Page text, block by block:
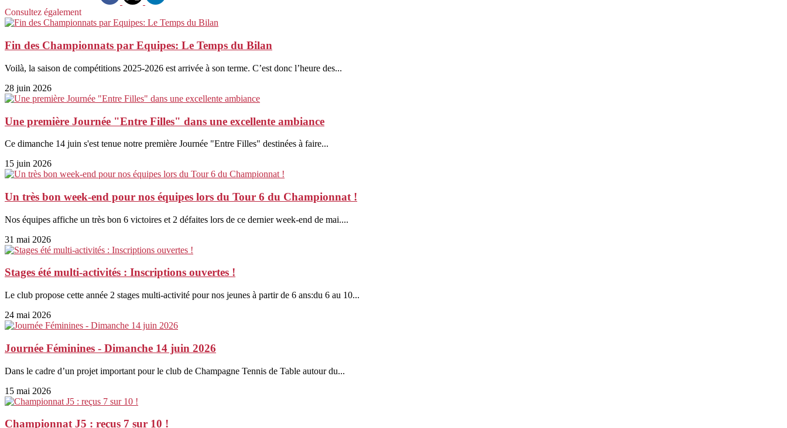
Consultez également
Fin des Championnats par Equipes: Le Temps du Bilan
Voilà, la saison de compétitions 2025-2026 est arrivée à son terme. C’est donc l’heure des...
28 juin 2026
Une première Journée "Entre Filles" dans une excellente ambiance
Ce dimanche 14 juin s'est tenue notre première Journée "Entre Filles" destinées à faire...
15 juin 2026
Un très bon week-end pour nos équipes lors du Tour 6 du Championnat !
Nos équipes affiche un très bon 6 victoires et 2 défaites lors de ce dernier week-end de mai....
31 mai 2026
Stages été multi-activités : Inscriptions ouvertes !
Le club propose cette année 2 stages multi-activité pour nos jeunes à partir de 6 ans:du 6 au 10...
24 mai 2026
Journée Féminines - Dimanche 14 juin 2026
Dans le cadre d’un projet important pour le club de Champagne Tennis de Table autour du...
15 mai 2026
Championnat J5 : reçus 7 sur 10 !